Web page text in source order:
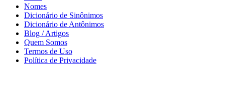
Nomes
Dicionário de Sinônimos
Dicionário de Antônimos
Blog / Artigos
Quem Somos
Termos de Uso
Política de Privacidade